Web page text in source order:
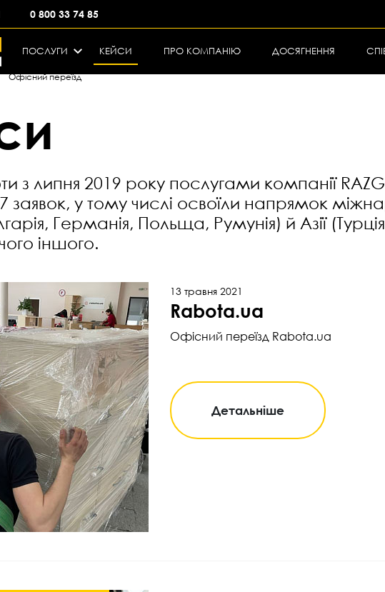
0 800 33 74 85
ПОСЛУГИ КЕЙСИ ПРО КОМПАНІЮ ДОСЯГНЕННЯ
Офісний переїзд
з липня 2019 року послугами компанії
заявок, у тому числі освоїли напрямок
Германія, Польща, Румунія) й Азії
іншого.
13 травня 2021
Rabota.ua
Офісний переїзд Rabota.ua
Детальніше